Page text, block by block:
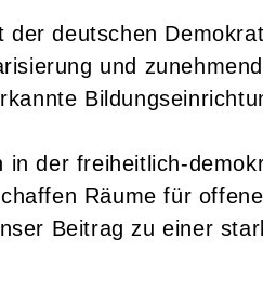
deutschen
und
der freiheitlich-
Räume für
Beitrag zu einer